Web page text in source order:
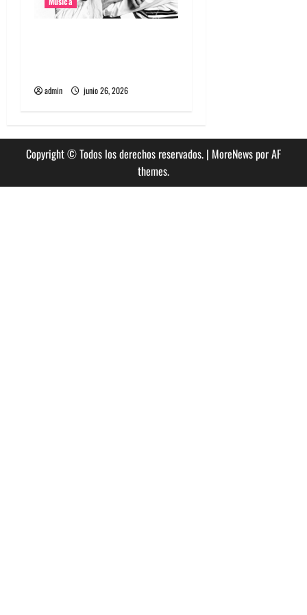
admin junio 26, 2026
Copyright © Todos los derechos reservados. | MoreNewspor AF
themes.